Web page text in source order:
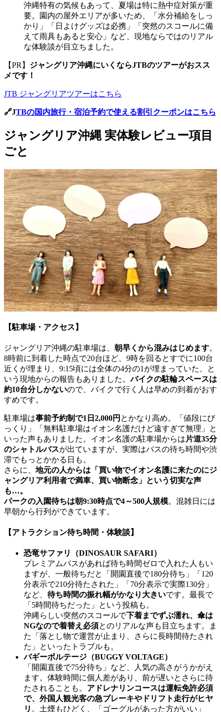
沖縄特有の気候もあって、夏場は特に熱中症対策が重
要。園内の屋外エリアが多いため、「水分補給をしっ
かり」「日よけグッズは必携」「突然のスコールに備
えて雨具もあると安心」など、現地ならではのリアル
な体験談が目立ちました。
【PR】 ジャングリア沖縄にいくならJTBのツアーがおスス
メです！
JTB ジャングリアツアーはこちら
🔗JTBの国内旅行・宿泊予約で使える割引クーポンはこちら
ジャングリア沖縄 実体験レビュー項目
ごと
【駐車場・アクセス】
ジャングリア沖縄の駐車場は、 朝早くから混みはじめます。
8時前に到着した時点で20台ほど、9時を回るとすでに100台
近くが埋まり、9:15頃には全体の4分の1が埋まっていた、と
いう現地からの報告もありました。バイクの駐輪スペースは
約10台分しかないので、バイクで行く人は早めの到着がおす
すめです。
駐車場は事前予約制で1日2,000円 とかなり高め。「値段にび
っくり」「無料駐車場はイオン名護だけど遠すぎて無理」と
いった声もありました。イオン名護の駐車場からは 片道35分
のシャトルバスが出ていますが、実際はバスの待ち時間や渋
滞でもっとかかる日も。
さらに、 地元の人からは「買い物でイオン名護に来たのにジ
ャングリア利用者で満車、買い物断念」という切実な声
も…。
パークの入園待ちは朝9:30時点で4～500人規模。混雑日には
早朝から行列ができています。
【アトラクション待ち時間・体験談】
恐竜サファリ（DINOSAUR SAFARI）
プレミアムパスがあれば待ち時間ゼロで入れた人もい
ますが、一般待ちだと「開園直後で180分待ち」「120
分表示で210分待たされた」「70分表示で実際130分」
など、 待ち時間の振れ幅がかなり大きいです。最長で
「5時間待ちだった」という投稿も。
沖縄らしい突然のスコールで下着までずぶ濡れ、傘は
NGなので着替え必須とのリアルな声も目立ちます。ま
た「落とし物で運営が止まり、さらに長時間待たされ
た」といったトラブルも。
バギーボルテージ（BUGGY VOLTAGE）
「開園直後で75分待ち」など、人気の高さがうかがえ
ます。体験時間に個人差があり、前が遅いとさらに待
たされることも。 アドレナリンコースは運転免許必須
で、外国人観光客の急ブレーキやドリフト走行がヒヤ
リ 。土煙もひどく、「ゴーグルがあった方がいい」